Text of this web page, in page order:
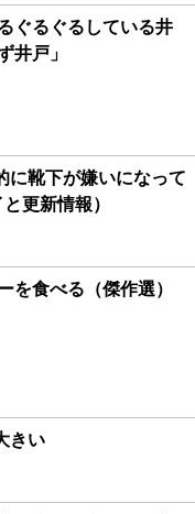
ぐるぐるしている井
井戸」
に靴下が嫌いになって
更新情報）
を食べる（傑作選）
きい